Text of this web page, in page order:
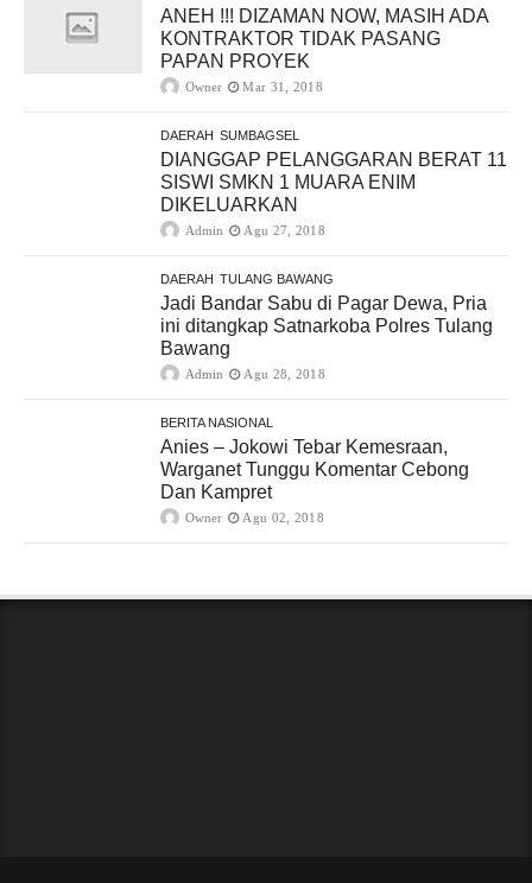
ANEH !!! DIZAMAN NOW, MASIH ADA
KONTRAKTOR TIDAK PASANG
PAPAN PROYEK
Owner Mar 31, 2018
DAERAH SUMBAGSEL
DIANGGAP PELANGGARAN BERAT 11
SISWI SMKN 1 MUARA ENIM
DIKELUARKAN
Admin Agu 27, 2018
DAERAH TULANG BAWANG
Jadi Bandar Sabu di Pagar Dewa, Pria
ini ditangkap Satnarkoba Polres Tulang
Bawang
Admin Agu 28, 2018
BERITA NASIONAL
Anies – Jokowi Tebar Kemesraan,
Warganet Tunggu Komentar Cebong
Dan Kampret
Owner Agu 02, 2018